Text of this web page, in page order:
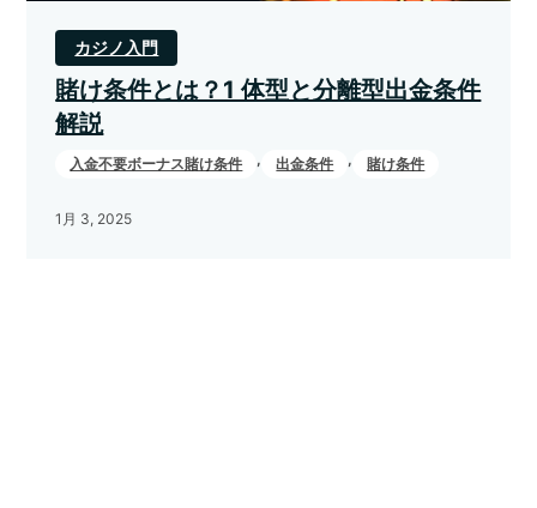
カジノ入門
賭け条件とは？1 体型と分離型出金条件
解説
入金不要ボーナス賭け条件 , 出金条件 , 賭け条件
1月 3, 2025